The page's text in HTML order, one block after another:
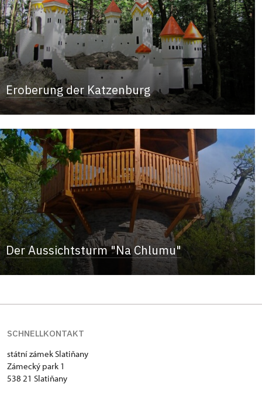
Eroberung der Katzenburg
Der Aussichtsturm "Na Chlumu"
SCHNELLKONTAKT
státní zámek Slatiňany
Zámecký park 1
538 21 Slatiňany